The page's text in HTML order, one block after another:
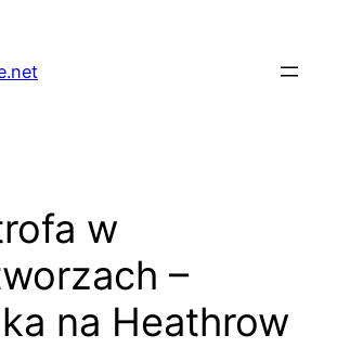
w
–
na Heathrow